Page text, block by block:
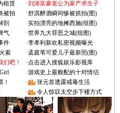
租赁 ·刘涛富豪老公为家产求生子
被拍 ·舒淇醉酒瞬间惨被抓拍(图)
剖 ·实拍漂亮的地摊西施(组图)
气 ·世界九大罪恶之城(组图)
件 ·李孝利新欢私密视频曝光
索 ·孟庭苇可爱儿子最新照(图)
们吧！ ·点击进入搜狐娱乐影视库
·游戏史上最般配的十对情侣
！ ·
张元首透露戒毒生活
· 令人惊叹太空步下楼方式